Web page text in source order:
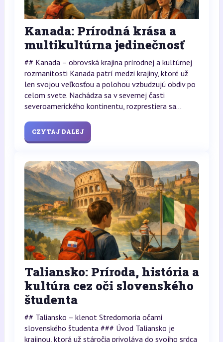
Kanada: Prírodná krása a
multikultúrna jedinečnosť
## Kanada – obrovská krajina prírodnej a kultúrnej
rozmanitosti Kanada patrí medzi krajiny, ktoré už
len svojou veľkosťou a polohou vzbudzujú obdiv po
celom svete. Nachádza sa v severnej časti
severoamerického kontinentu, rozprestiera sa...
CZYTAJ DALEJ
Taliansko: Príroda, história a
kultúra cez oči slovenského
študenta
## Taliansko – klenot Stredomoria očami
slovenského študenta ### Úvod Taliansko je
krajinou, ktorá už stáročia privoláva do svojho srdca